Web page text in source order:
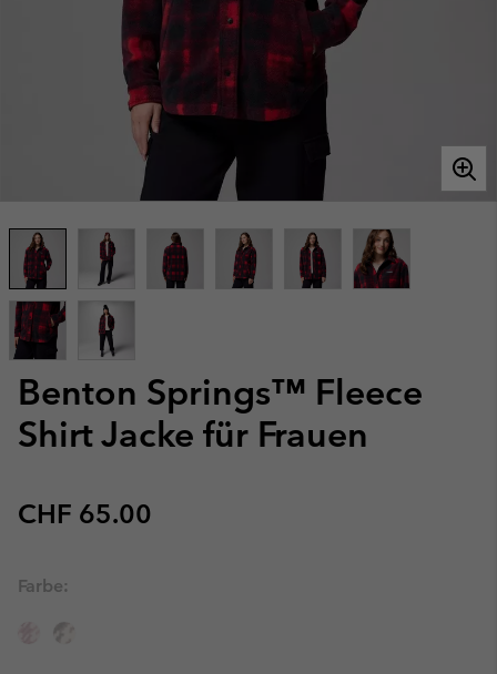
Benton Springs™ Fleece
Shirt Jacke für Frauen
Regular price:
CHF 65.00
Farbe: